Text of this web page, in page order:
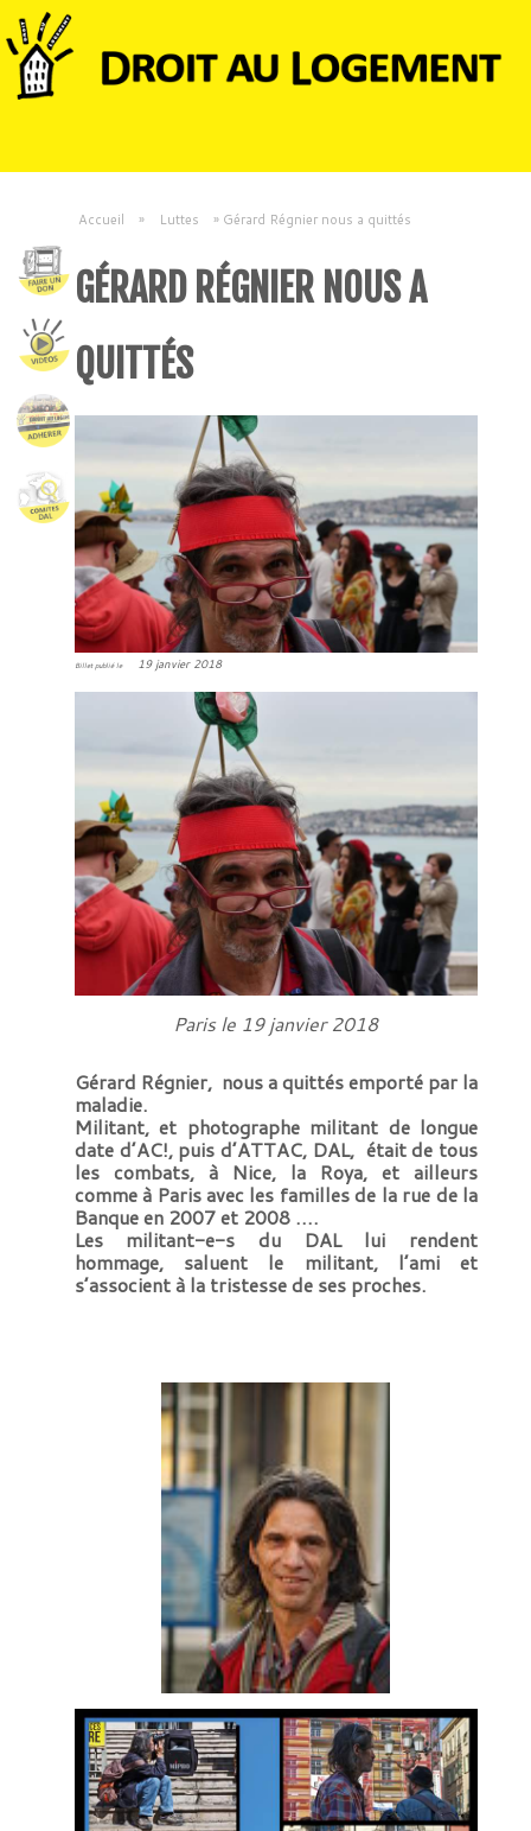
Accueil » Luttes » Gérard Régnier nous a quittés
GÉRARD RÉGNIER NOUS A
QUITTÉS
Billet publié le 19 janvier 2018
Paris le 19 janvier 2018
Gérard Régnier, nous a quittés emporté par la
maladie.
Militant, et photographe militant de longue
date d’AC!, puis d’ATTAC, DAL, était de tous
les combats, à Nice, la Roya, et ailleurs
comme à Paris avec les familles de la rue de la
Banque en 2007 et 2008 ….
Les militant-e-s du DAL lui rendent
hommage, saluent le militant, l’ami et
s’associent à la tristesse de ses proches.